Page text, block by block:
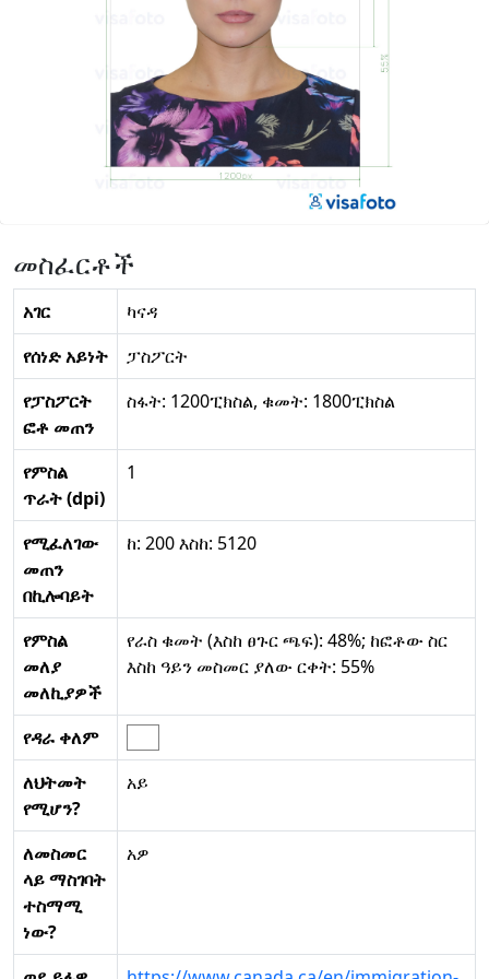
መስፈርቶች
አገር
ካናዳ
የሰነድ አይነት
ፓስፖርት
የፓስፖርት
ፎቶ መጠን
ስፋት: 1200ፒክስል, ቁመት: 1800ፒክስል
የምስል
ጥራት (dpi)
1
የሚፈለገው
መጠን
በኪሎባይት
ከ: 200 እስከ: 5120
የምስል
መለያ
መለኪያዎች
የራስ ቁመት (እስከ ፀጉር ጫፍ): 48%; ከፎቶው ስር
እስከ ዓይን መስመር ያለው ርቀት: 55%
የዳራ ቀለም
ለህትመት
የሚሆን?
አይ
ለመስመር
ላይ ማስገባት
ተስማሚ
ነው?
አዎ